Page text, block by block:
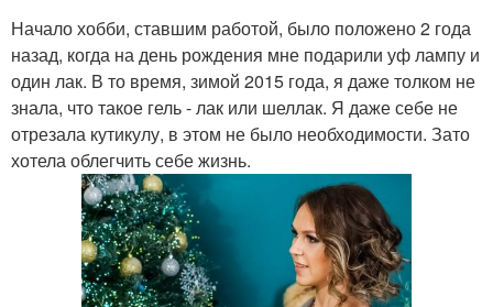
Начало хобби, ставшим работой, было положено 2 года
назад, когда на день рождения мне подарили уф лампу и
один лак. В то время, зимой 2015 года, я даже толком не
знала, что такое гель - лак или шеллак. Я даже себе не
отрезала кутикулу, в этом не было необходимости. Зато
хотела облегчить себе жизнь.